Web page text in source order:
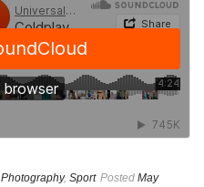
Photography, Sport Posted May